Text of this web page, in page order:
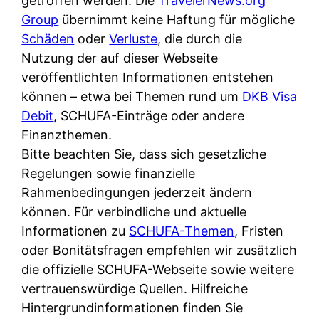
B
a
n
k
k
a
r
t
e
n
M
I
R
?
k
o
t
n
o
u
w
i
i
r
m
a
a
m
p
r
i
v
a
t
e
n
K
ü
Group übernimmt keine Haftung für mögliche
Schäden oderVerluste, die durch die
Nutzung der auf dieser Webseite
veröffentlichten Informationen entstehen
können – etwa bei Themen rund um DKB Visa
Debit, SCHUFA-Einträge oder andere
Finanzthemen.
Bitte beachten Sie, dass sich gesetzliche
Regelungen sowie finanzielle
Rahmenbedingungen jederzeit ändern
können. Für verbindliche und aktuelle
Informationen zu SCHUFA-Themen, Fristen
oder Bonitätsfragen empfehlen wir zusätzlich
die offizielle SCHUFA-Webseite sowie weitere
vertrauenswürdige Quellen. Hilfreiche
Hintergrundinformationen finden Sie